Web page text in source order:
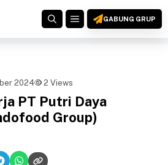
MENUGABUNG GRUP
2024 2 Views
PT Putri Daya
Group)